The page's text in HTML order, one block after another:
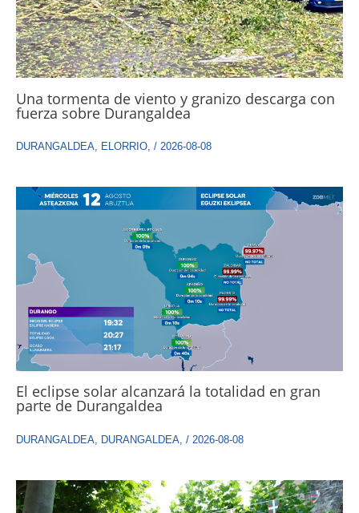
Una tormenta de viento y granizo descarga con
fuerza sobre Durangaldea
DURANGALDEA, ELORRIO, / 2026-08-08
El eclipse solar alcanzará la totalidad en gran
parte de Durangaldea
DURANGALDEA DURANGALDEA / 2026-08-08